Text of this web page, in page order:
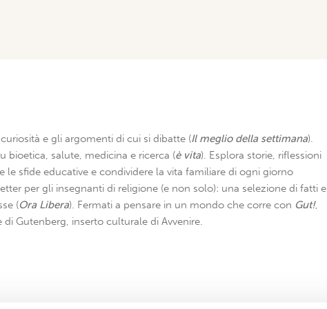
e gli argomenti di cui si dibatte (Il meglio della settimana).
bioetica, salute, medicina e ricerca (è vita). Esplora storie, riflessioni
le sfide educative e condividere la vita familiare di ogni giorno
per gli insegnanti di religione (e non solo): una selezione di fatti e
(Ora Libera). Fermati a pensare in un mondo che corre con Gut!,
Gutenberg, inserto culturale di Avvenire.